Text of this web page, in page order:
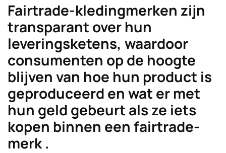
Fairtrade-kledingmerken zijn
transparant over hun
leveringsketens, waardoor
consumenten op de hoogte
blijven van hoe hun product is
geproduceerd en wat er met
hun geld gebeurt als ze iets
kopen binnen een fairtrade-
merk .